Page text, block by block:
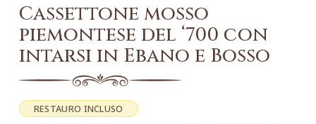
Cassettone mosso
piemontese del ‘700 con
intarsi in Ebano e Bosso
RESTAURO INCLUSO